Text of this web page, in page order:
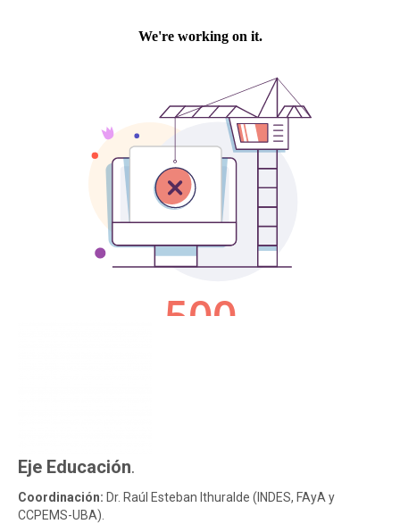
Eje Educación.
Coordinación: Dr. Raúl Esteban Ithuralde (INDES, FAyA y
CCPEMS-UBA).